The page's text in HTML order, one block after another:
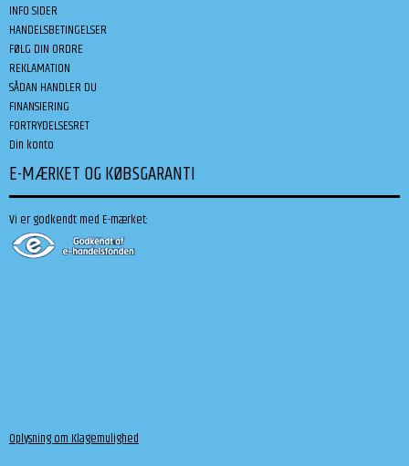
INFO SIDER
HANDELSBETINGELSER
FØLG DIN ORDRE
REKLAMATION
SÅDAN HANDLER DU
FINANSIERING
FORTRYDELSESRET
Din konto
E-MÆRKET OG KØBSGARANTI
Vi er godkendt med E-mærket:
Oplysning om Klagemulighed